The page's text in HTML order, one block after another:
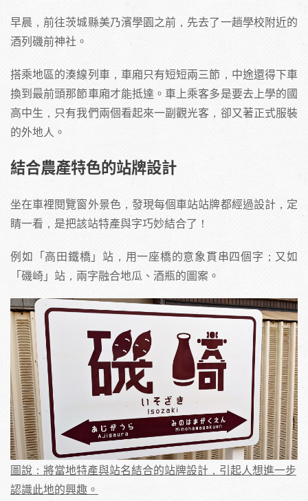
早晨，前往茨城縣美乃濱學園之前，先去了一趟學校附近的
酒列磯前神社。
搭乘地區的湊線列車，車廂只有短短兩三節，中途還得下車
換到最前頭那節車廂才能抵達。車上乘客多是要去上學的國
高中生，只有我們兩個看起來一副觀光客，卻又著正式服裝
的外地人。
結合農產特色的站牌設計
坐在車裡閱覽窗外景色，發現每個車站站牌都經過設計，定
睛一看，是把該站特產與字巧妙結合了！
例如「高田鐵橋」站，用一座橋的意象貫串四個字；又如
「磯崎」站，兩字融合地瓜、酒瓶的圖案。
圖說：將當地特產與站名結合的站牌設計，引起人想進一步
認識此地的興趣。